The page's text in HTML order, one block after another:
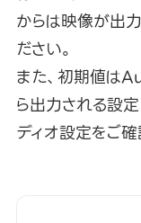
からは映像が出
ださい。
また、初期値は
ら出力される設
ディオ設定をご確